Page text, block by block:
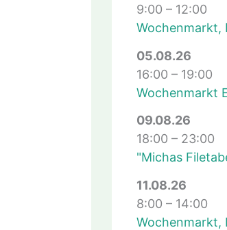
9:00 – 12:00
Wochenmarkt,
05.08.26
16:00 – 19:00
Wochenmarkt
09.08.26
18:00 – 23:00
"Michas
11.08.26
8:00 – 14:00
Wochenmarkt,